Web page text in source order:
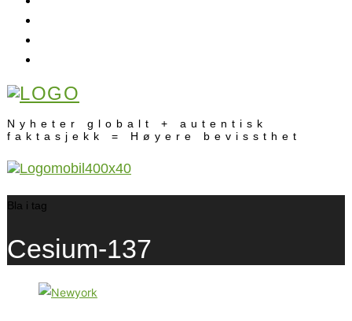
Nyheter globalt + autentisk
faktasjekk = Høyere bevissthet
Bla i tag
Cesium-137